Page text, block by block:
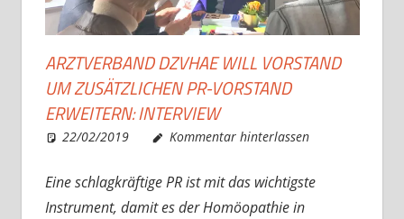
ARZTVERBAND DZVHAE WILL VORSTAND
UM ZUSÄTZLICHEN PR-VORSTAND
ERWEITERN: INTERVIEW
22/02/2019 Christian J. Becker
Allgemein
Kommentar hinterlassen
Eine schlagkräftige PR ist mit das wichtigste
Instrument, damit es der Homöopathie in